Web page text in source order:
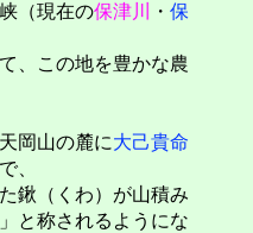
（現在の保津川 ・ 保
、この地を豊かな農
岡山の麓に大己貴命
、
鍬（くわ）が山積み
と称されるようにな